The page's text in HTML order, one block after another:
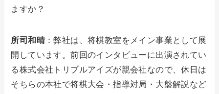
ますか？
所司和晴 ：弊社は、将棋教室をメイン事業として展
開しています。前回のインタビューに出演されてい
る株式会社トリプルアイズが親会社なので、休日は
そちらの本社で将棋大会・指導対局・大盤解説など